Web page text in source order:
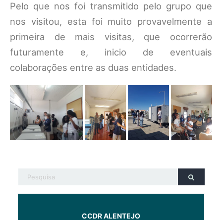
Pelo que nos foi transmitido pelo grupo que
nos visitou, esta foi muito provavelmente a
primeira de mais visitas, que ocorrerão
futuramente e, inicio de eventuais
colaborações entre as duas entidades.
CCDR ALENTEJO